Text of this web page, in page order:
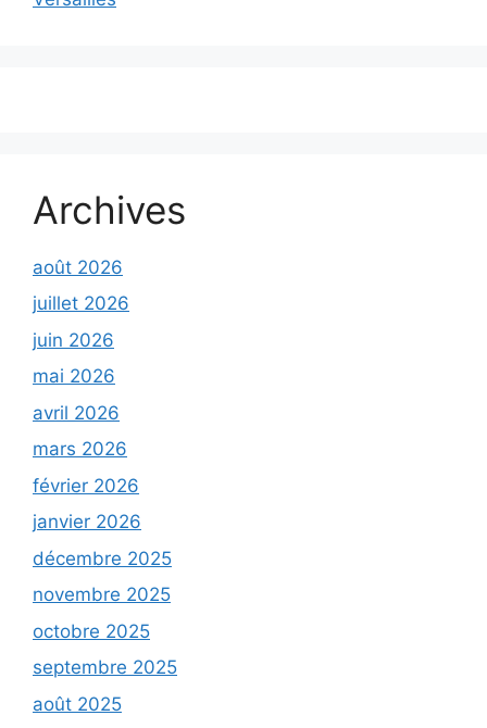
Archives
août 2026
juillet 2026
juin 2026
mai 2026
avril 2026
mars 2026
février 2026
janvier 2026
décembre 2025
novembre 2025
octobre 2025
septembre 2025
août 2025